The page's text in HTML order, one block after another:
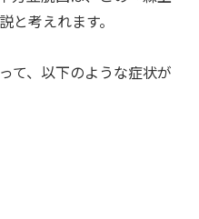
と考えれます。
て、以下のような症状が